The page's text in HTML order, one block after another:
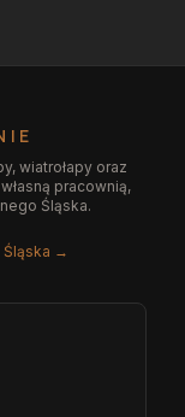
wiatrołapy oraz
pracownią,
Śląska.
Śląska →